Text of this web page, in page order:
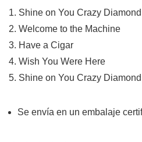
1. Shine on You Crazy
2. Welcome to the Machine
3. Have a Cigar
4. Wish You Were Here
5. Shine on You Crazy
Se envía en un embalaje